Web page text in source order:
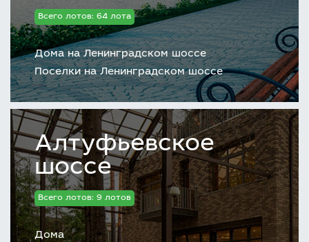
Всего лотов: 64 лота
Дома на Ленинградском шоссе
Поселки на Ленинградском шоссе
Алтуфьевское
шоссе
Всего лотов: 9 лотов
Дома